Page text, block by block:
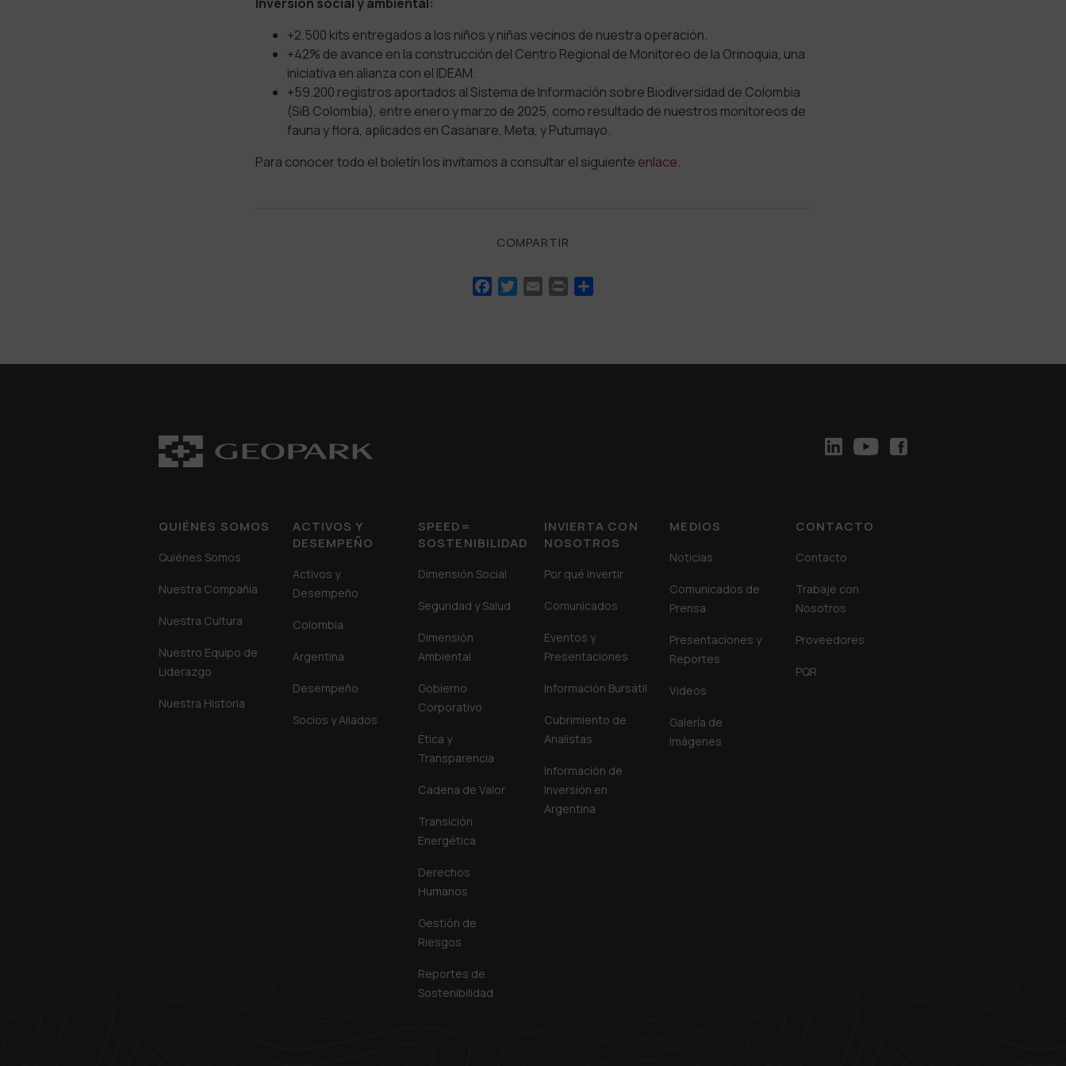
+2.500 kits entregados a los niños y niñas vecinos de nuestra operación.
+42% de avance en la construcción del Centro Regional de Monitoreo de la Orinoquia, una
iniciativa en alianza con el IDEAM.
+59.200 registros aportados al Sistema de Información sobre Biodiversidad de Colombia
(SiB Colombia), entre enero y marzo de 2025, como resultado de nuestros monitoreos de
fauna y flora, aplicados en Casanare, Meta, y Putumayo.
Para conocer todo el boletín los invitamos a consultar el siguiente enlace.
COMPARTIR
Facebook
Twitter
Email Print
QUIÉNES SOMOS
Quiénes Somos
Nuestra Compañía
Nuestra Cultura
Nuestro Equipo de
Liderazgo
Nuestra Historia
ACTIVOS Y
DESEMPEÑO
Activos y
Desempeño
Colombia
Argentina
Desempeño
Socios y Aliados
SPEED=
SOSTENIBILIDAD
Dimensión Social
Seguridad y Salud
Dimensión
Ambiental
Gobierno
Corporativo
Ética y
Transparencia
Cadena de Valor
Transición
Energética
Derechos
Humanos
Gestión de
Riesgos
Reportes de
Sostenibilidad
INVIERTA CON
NOSOTROS
Por qué Invertir
Comunicados
Eventos y
Presentaciones
Información Bursátil
Cubrimiento de
Analistas
Información de
Inversión en
Argentina
MEDIOS
Noticias
Comunicados de
Prensa
Presentaciones y
Reportes
Videos
Galería de
Imágenes
CONTACTO
Contacto
Trabaje con
Nosotros
Proveedores
PQR